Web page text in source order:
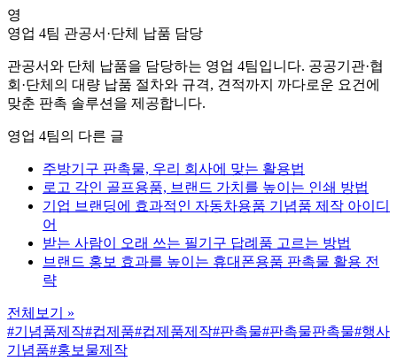
영
영업 4팀 관공서·단체 납품 담당
관공서와 단체 납품을 담당하는 영업 4팀입니다. 공공기관·협
회·단체의 대량 납품 절차와 규격, 견적까지 까다로운 요건에
맞춘 판촉 솔루션을 제공합니다.
영업 4팀의 다른 글
주방기구 판촉물, 우리 회사에 맞는 활용법
로고 각인 골프용품, 브랜드 가치를 높이는 인쇄 방법
기업 브랜딩에 효과적인 자동차용품 기념품 제작 아이디
어
받는 사람이 오래 쓰는 필기구 답례품 고르는 방법
브랜드 홍보 효과를 높이는 휴대폰용품 판촉물 활용 전
략
전체보기 »
#기념품제작#컵제품#컵제품제작#판촉물#판촉물판촉물#행사
기념품#홍보물제작